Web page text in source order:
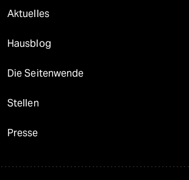
Aktuelles
Hausblog
Die Seitenwende
Stellen
Presse